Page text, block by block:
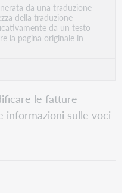
da una traduzione
della traduzione
da un testo
la pagina originale in
le fatture
informazioni sulle voci